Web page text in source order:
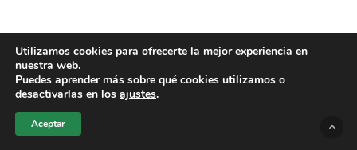
Utilizamos cookies para ofrecerte la mejor experiencia en
nuestra web.
Puedes aprender más sobre qué cookies utilizamos o
desactivarlas en los ajustes.
Aceptar